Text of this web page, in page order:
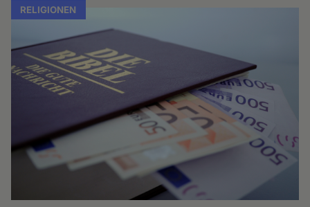
RELIGIONEN